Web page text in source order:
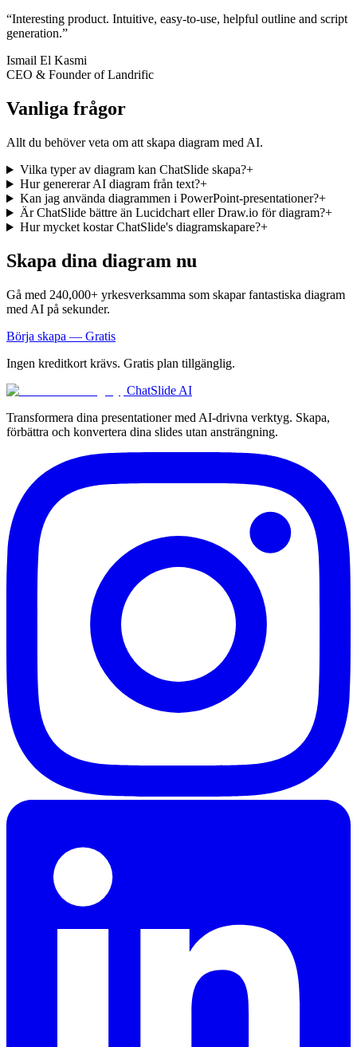
“Interesting product. Intuitive, easy-to-use, helpful outline and script
generation.”
Ismail El Kasmi
CEO & Founder of Landrific
Vanliga frågor
Allt du behöver veta om att skapa diagram med AI.
Vilka typer av diagram kan ChatSlide skapa?+
Hur genererar AI diagram från text?+
Kan jag använda diagrammen i PowerPoint-presentationer?+
Är ChatSlide bättre än Lucidchart eller Draw.io för diagram?+
Hur mycket kostar ChatSlide's diagramskapare?+
Skapa dina diagram nu
Gå med 240,000+ yrkesverksamma som skapar fantastiska diagram
med AI på sekunder.
Börja skapa — Gratis
Ingen kreditkort krävs. Gratis plan tillgänglig.
ChatSlide AI
Transformera dina presentationer med AI-drivna verktyg. Skapa,
förbättra och konvertera dina slides utan ansträngning.